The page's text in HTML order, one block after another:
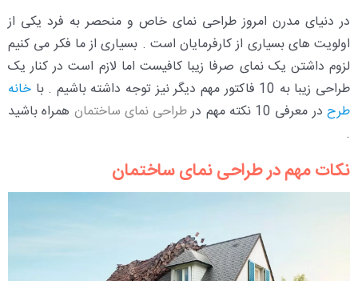
در دنیای مدرن امروز طراحی نمای خاص و منحصر به فرد یکی از
اولویت های بسیاری از کارفرمایان است . بسیاری از ما فکر می کنیم
لزوم داشتن یک نمای صرفا زیبا کافیست اما لازم است در کنار یک
طراحی زیبا به 10 فاکتور مهم دیگر نیز توجه داشته باشیم . با
خانه
طرحدر معرفی 10 نکته مهم در طراحی نمای ساختمان همراه باشید
.
نکات مهم در طراحی نمای ساختمان